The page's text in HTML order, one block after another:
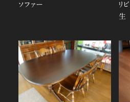
ソファー
リ
生